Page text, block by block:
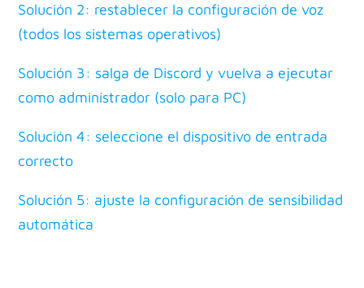
Solución 2: restablecer la configuración de voz
(todos los sistemas operativos)
Solución 3: salga de Discord y vuelva a ejecutar
como administrador (solo para PC)
Solución 4: seleccione el dispositivo de entrada
correcto
Solución 5: ajuste la configuración de sensibilidad
automática